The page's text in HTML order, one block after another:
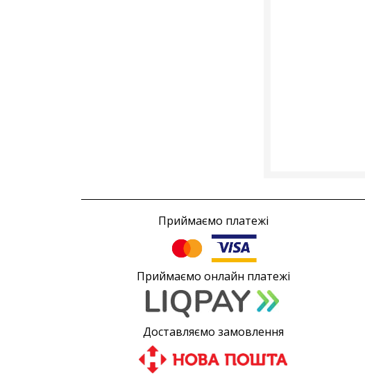
Приймаємо платежі
Приймаємо онлайн платежі
Доставляємо замовлення